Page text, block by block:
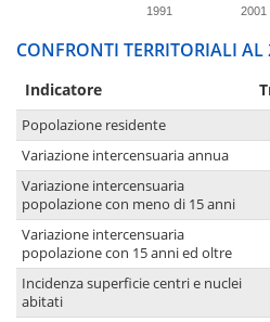
1991 2001
CONFRONTI TERRITORIALI AL
Indicatore
Popolazione residente
Variazione intercensuaria annua
Variazione intercensuaria
popolazione con meno di 15 anni
Variazione intercensuaria
popolazione con 15 anni ed oltre
Incidenza superficie centri e nuclei
abitati